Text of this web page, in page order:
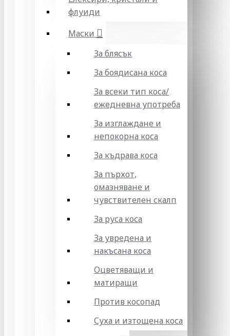
флуиди
Маски
За блясък
За боядисана коса
За всеки тип коса/
ежедневна употреба
За изглаждане и
непокорна коса
За къдрава коса
За пърхот,
омазняване и
чувствителен скалп
За руса коса
За увредена и
накъсана коса
Оцветяващи и
матиращи
Против косопад
Суха и изтощена коса